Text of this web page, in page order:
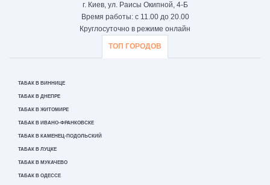
г. Киев, ул. Раисы Окипной, 4-Б
Время работы: с 11.00 до 20.00
Круглосуточно в режиме онлайн
ТОП ГОРОДОВ
ТАБАК В ВИННИЦЕ
ТАБАК В ДНЕПРЕ
ТАБАК В ЖИТОМИРЕ
ТАБАК В ИВАНО-ФРАНКОВСКЕ
ТАБАК В КАМЕНЕЦ-ПОДОЛЬСКИЙ
ТАБАК В ЛУЦКЕ
ТАБАК В МУКАЧЕВО
ТАБАК В ОДЕССЕ